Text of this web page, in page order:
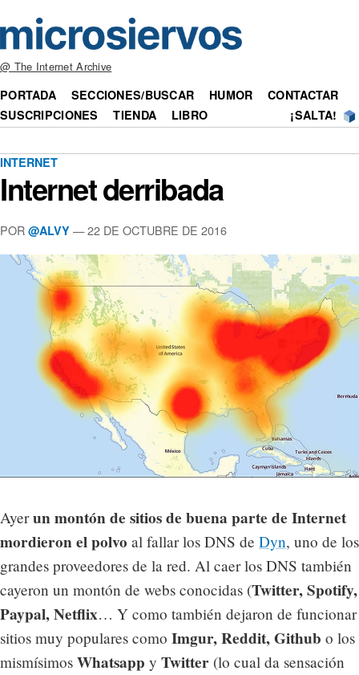
@ The Internet Archive
PORTADA SECCIONES/BUSCAR HUMOR
CONTACTAR
SUSCRIPCIONES
TIENDA LIBRO ¡SALTA!
INTERNET
Internet derribada
POR @ALVY — 22 DE OCTUBRE DE 2016
Ayerun montón de sitios de buena parte de Internet
mordieron el polvo al fallar los DNS de Dyn, uno de los
grandes proveedores de la red. Al caer los DNS también
cayeron un montón de webs conocidas (Twitter, Spotify,
Paypal, Netflix… Y como también dejaron de funcionar
sitios muy populares como Imgur, Reddit, Github o los
mismísimos Whatsapp y Twitter (lo cual da sensación